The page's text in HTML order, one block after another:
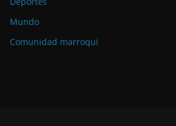
Mundo
Comunidad marroquí